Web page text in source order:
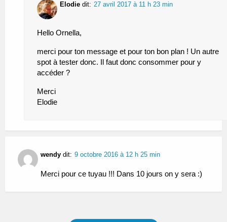
Elodie dit: 27 avril 2017 à 11 h 23 min
Hello Ornella,
merci pour ton message et pour ton bon plan ! Un autre
spot à tester donc. Il faut donc consommer pour y
accéder ?
Merci
Elodie
wendy dit: 9 octobre 2016 à 12 h 25 min
Merci pour ce tuyau !!! Dans 10 jours on y sera :)